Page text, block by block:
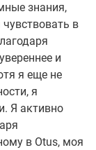
знания,
в
и
я еще не
я
Я активно
в Otus, моя